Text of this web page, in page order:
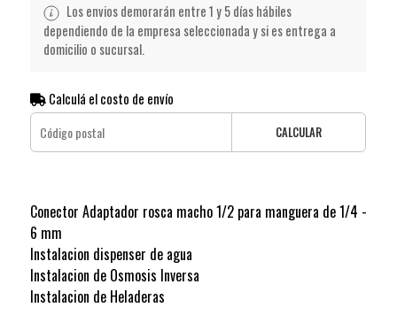
Los envios demorarán entre 1 y 5 días hábiles
dependiendo de la empresa seleccionada y si es entrega a
domicilio o sucursal.
Calculá el costo de envío
CALCULAR
Conector Adaptador rosca macho 1/2 para manguera de 1/4 -
6 mm
Instalacion dispenser de agua
Instalacion de Osmosis Inversa
Instalacion de Heladeras